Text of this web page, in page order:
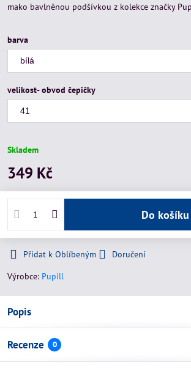
mako bavlněnou podšívkou z kolekce značky
barva
velikost- obvod čepičky
Skladem
349 Kč
Do košíku
Přidat k Oblíbeným
Doručení
Výrobce: Pupill
Popis
Recenze 0